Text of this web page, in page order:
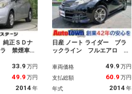
純正ＳＤナ
ラ 禁煙車
コン Ｃ
ライバシー
ィンド パ
グ アイドリ
33.9 万円
49.9 万円
2014 年
日産 ノート ライダー ブラ
ックライン フルエアロ 走
車検整備付 純正ＳＤナビＴ
Ｖ バックカメラ Ｂｌｕｅ
ｔｏｏｔｈオーディオ アイ
ドリングストップ インテリ
車両価格 49.9 万円
支払総額 60.9 万円
年式 2014 年